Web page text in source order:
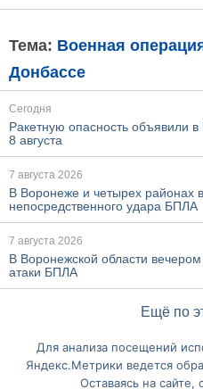
Тема: Военная
Донбассе
Сегодня
Ракетную опасность объявили
8 августа
7 августа 2026
В Воронеже и четырех районах
непосредственного удара БПЛА
7 августа 2026
В Воронежской области
атаки БПЛА
Ещё по
Перейти на полную
Для анализа посещений
Яндекс.Метрики ведется
Оставаясь на сайте,